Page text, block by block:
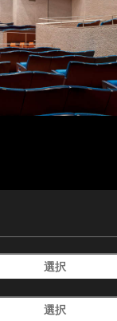
選択
選択